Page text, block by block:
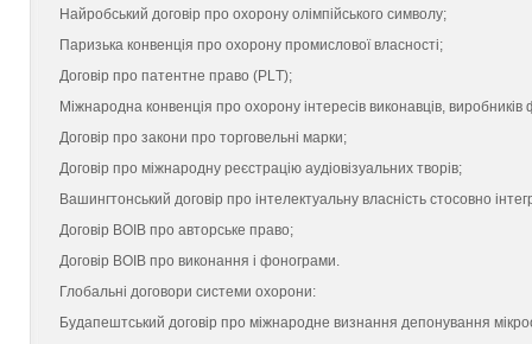
Найробський договір про охорону олімпійсь­кого символу;
Паризька конвенція про охорону промисло­вої власності;
Договір про патентне право (РLТ);
Міжнародна конвенція про охорону інтересів виконавців,
Договір про закони про торговельні марки;
Договір про міжнародну реєстрацію аудіові­зуальних творів;
Вашингтонський договір про інтелектуальну власність стосовно
Договір ВОІВ про авторське право;
Договір ВОІВ про виконання і фонограми.
Глобальні договори системи охорони:
Будапештський договір про міжнародне ви­знання депонування